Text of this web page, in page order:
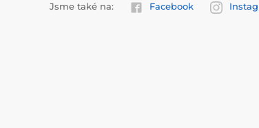
Jsme také na: Facebook